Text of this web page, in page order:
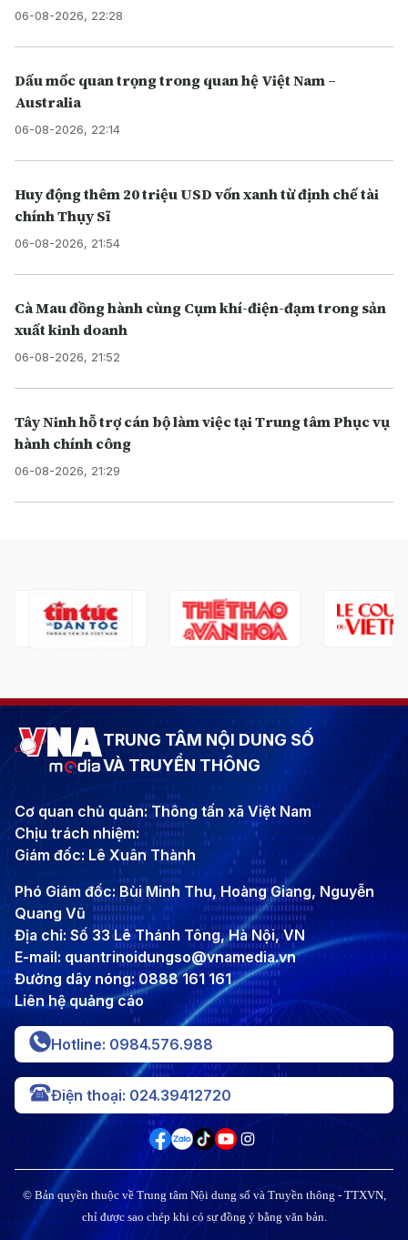
06-08-2026, 22:28
Dấu mốc quan trọng trong quan hệ Việt Nam –
Australia
06-08-2026, 22:14
Huy động thêm 20 triệu USD vốn xanh từ định chế tài
chính Thụy Sĩ
06-08-2026, 21:54
Cà Mau đồng hành cùng Cụm khí-điện-đạm trong sản
xuất kinh doanh
06-08-2026, 21:52
Tây Ninh hỗ trợ cán bộ làm việc tại Trung tâm Phục vụ
hành chính công
06-08-2026, 21:29
TRUNG TÂM NỘI DUNG SỐ
VÀ TRUYỀN THÔNG
Cơ quan chủ quản: Thông tấn xã Việt Nam
Chịu trách nhiệm:
Giám đốc: Lê Xuân Thành
Phó Giám đốc: Bùi Minh Thu, Hoàng Giang, Nguyễn
Quang Vũ
Địa chỉ: Số 33 Lê Thánh Tông, Hà Nội, VN
E-mail: quantrinoidungso@vnamedia.vn
Đường dây nóng: 0888 161 161
Liên hệ quảng cáo
Hotline: 0984.576.988
Điện thoại: 024.39412720
© Bản quyền thuộc về Trung tâm Nội dung số và Truyền thông - TTXVN,
chỉ được sao chép khi có sự đồng ý bằng văn bản.